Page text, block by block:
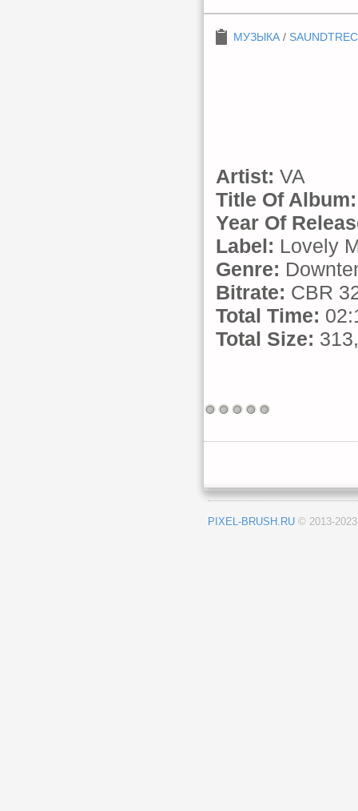
МУЗЫКА /
Artist: VA
Title Of Album:
Year Of
Label: Lovely
Genre:
Bitrate: CBR
Total Time:
Total Size:
PIXEL-BRUSH.RU © 2013-